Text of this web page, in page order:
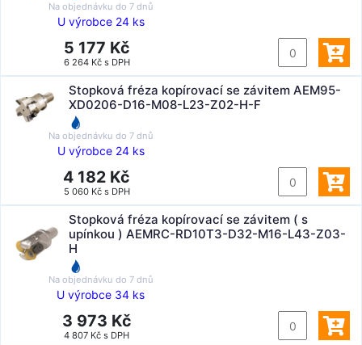
Na objednávku do 7 dnů
U výrobce 24 ks
5 177 Kč
6 264 Kč s DPH
Stopková fréza kopírovací se závitem AEM95-
XD0206-D16-M08-L23-Z02-H-F
Na objednávku do 7 dnů
U výrobce 24 ks
4 182 Kč
5 060 Kč s DPH
Stopková fréza kopírovací se závitem ( s
upínkou ) AEMRC-RD10T3-D32-M16-L43-Z03-
H
Na objednávku do 7 dnů
U výrobce 34 ks
3 973 Kč
4 807 Kč s DPH